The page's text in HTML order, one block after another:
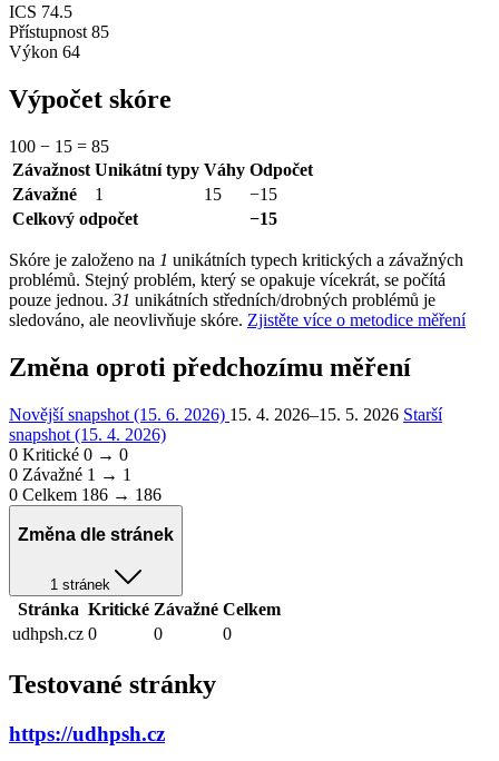
ICS 74.5
Přístupnost 85
Výkon 64
Výpočet skóre
100 − 15 = 85
Závažnost Unikátní typy Váhy Odpočet
Závažné
1 15
−15
Celkový odpočet
−15
Skóre je založeno na 1 unikátních typech kritických a závažných
problémů. Stejný problém, který se opakuje vícekrát, se počítá
pouze jednou. 31 unikátních středních/drobných problémů je
sledováno, ale neovlivňuje skóre. Zjistěte více o metodice měření
Změna oproti předchozímu měření
Novější snapshot (15. 6. 2026) 15. 4. 2026–15. 5. 2026 Starší
snapshot (15. 4. 2026)
0 Kritické 0 → 0
0 Závažné 1 → 1
0 Celkem 186 → 186
Změna dle stránek
1 stránek
Stránka Kritické Závažné Celkem
udhpsh.cz 0 0 0
Testované stránky
https://udhpsh.cz